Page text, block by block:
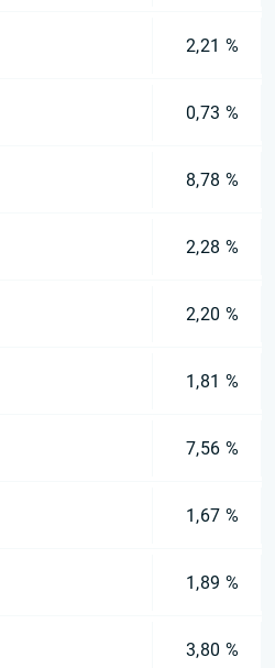
2,21 %
0,73 %
8,78 %
2,28 %
2,20 %
1,81 %
7,56 %
1,67 %
1,89 %
3,80 %